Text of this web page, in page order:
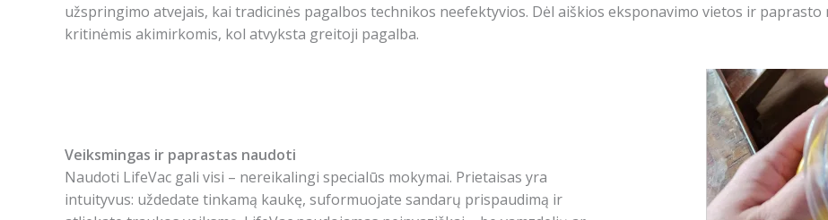
užspringimo atvejais, kai tradicinės pagalbos technikos neefektyvios. Dėl aiškios eksponavimo vietos ir
kritinėmis akimirkomis, kol atvyksta greitoji pagalba.
Veiksmingas ir paprastas naudoti
Naudoti LifeVac gali visi – nereikalingi specialūs mokymai. Prietaisas yra
intuityvus: uždedate tinkamą kaukę, suformuojate sandarų prispaudimą ir